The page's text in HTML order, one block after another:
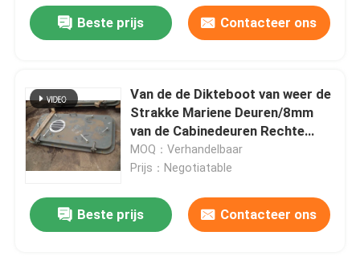
Aluminium marien mangat
lassenmateriaal
Mariene Staalproducten
Beste prijs Contacteer ons
Van de de Dikteboot van weer de
Strakke Mariene Deuren/8mm
van de Cabinedeuren Rechte
hoek/Ronde Hoekhoek
MOQ：Verhandelbaar
Prijs：Negotiatable
Beste prijs Contacteer ons